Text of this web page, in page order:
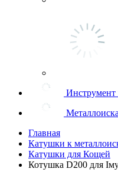
Инструмент
Главная
Катушки к
Катушки для Кощей
Котушка D200 для